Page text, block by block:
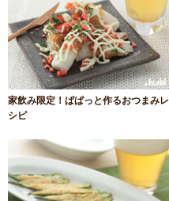
家飲み限定！ぱぱっと作るおつまみレ
シピ